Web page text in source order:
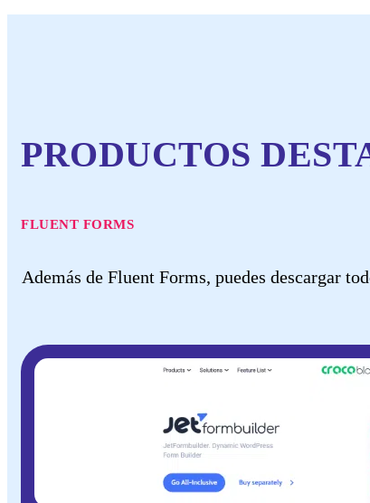
PRODUCTOS
FLUENT FORMS
Además de Fluent Forms, puedes descargar